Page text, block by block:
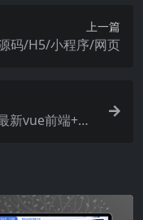
上一篇
码/H5/小程序/网页
新vue前端+全